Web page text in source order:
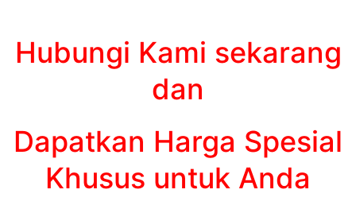
Hubungi Kami sekarang
dan
Dapatkan Harga Spesial
Khusus untuk Anda